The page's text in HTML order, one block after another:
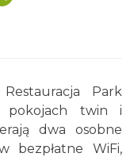
Park
pokojach twin i
dwa osobne
bezpłatne WiFi,